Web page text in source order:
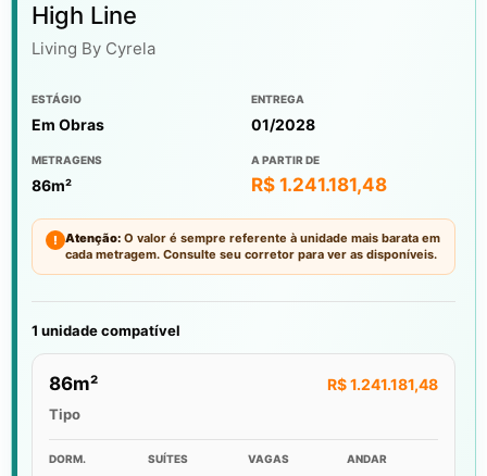
High Line
Living By Cyrela
ESTÁGIO
Em Obras
ENTREGA
01/2028
METRAGENS
86m²
A PARTIR DE
R$ 1.241.181,48
! Atenção: O valor é sempre referente à unidade mais barata em
cada metragem. Consulte seu corretor para ver as disponíveis.
1 unidade compatível
86m² R$ 1.241.181,48
Tipo
DORM. SUÍTES VAGAS ANDAR